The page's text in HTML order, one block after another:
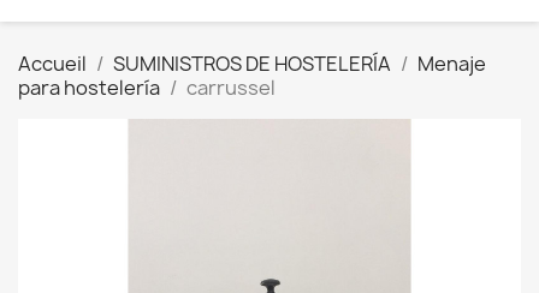
Accueil SUMINISTROS DE HOSTELERÍA
Menaje
para hostelería
carrussel